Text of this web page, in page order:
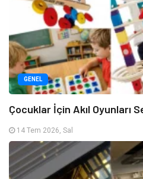
GENEL
Çocuklar İçin Akıl Oyunları
14 Tem 2026, Sal